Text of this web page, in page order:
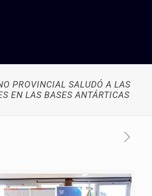
PROVINCIAL SALUDÓ A LAS
EN LAS BASES ANTÁRTICAS